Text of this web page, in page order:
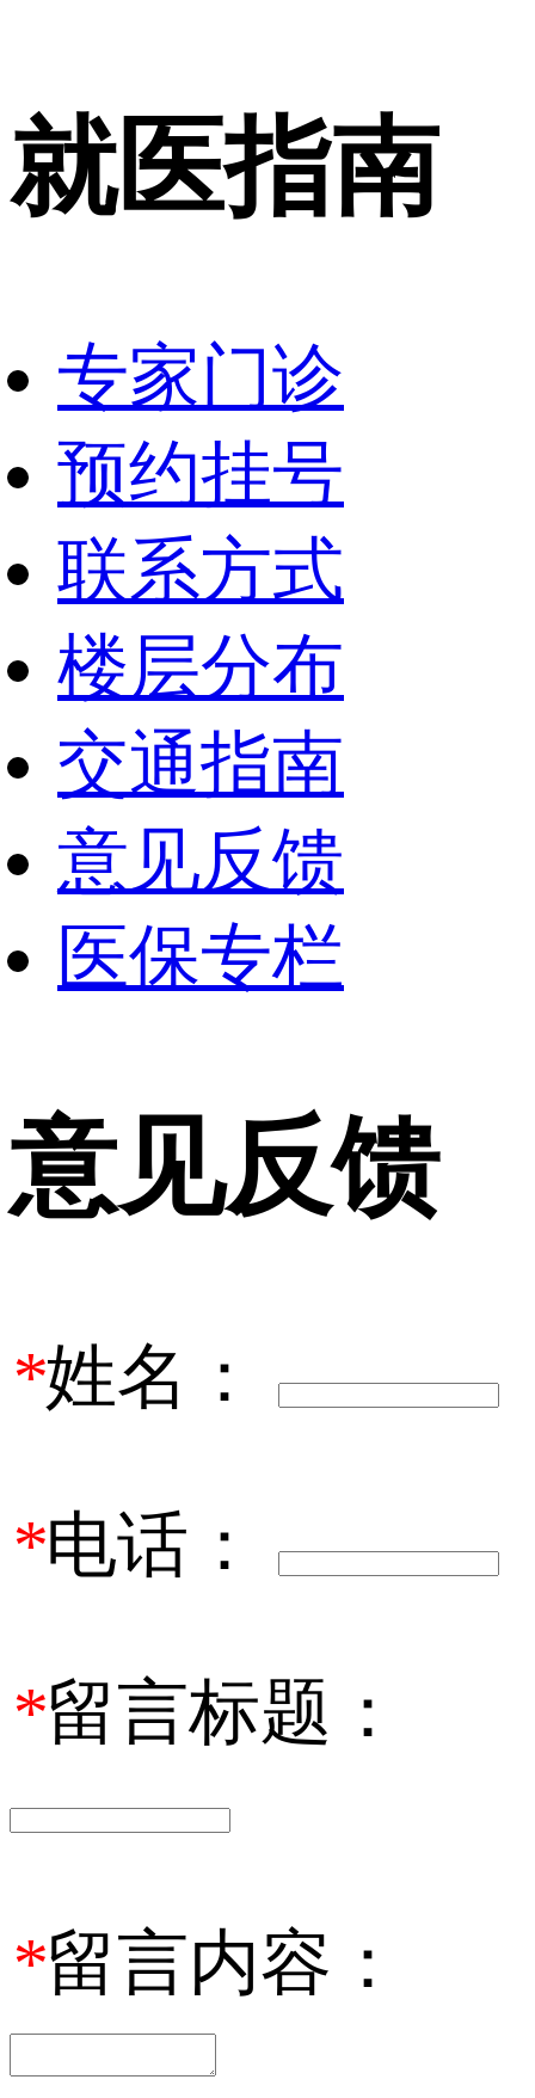
就医指南
专家门诊
预约挂号
联系方式
楼层分布
交通指南
意见反馈
医保专栏
意见反馈
*姓名：
*电话：
*留言标题：
*留言内容：